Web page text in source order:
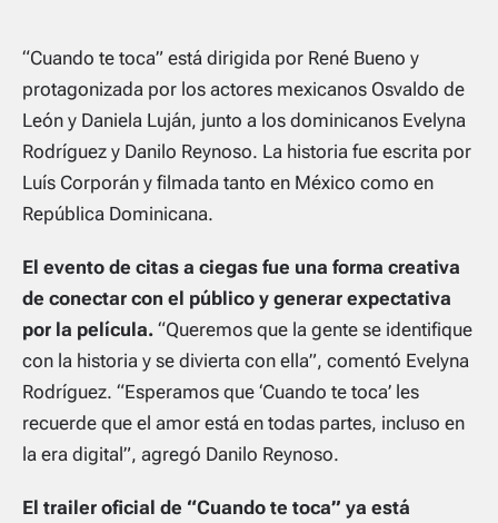
“Cuando te toca” está dirigida por René Bueno y
protagonizada por los actores mexicanos Osvaldo de
León y Daniela Luján, junto a los dominicanos Evelyna
Rodríguez y Danilo Reynoso. La historia fue escrita por
Luís Corporán y filmada tanto en México como en
República Dominicana.
El evento de citas a ciegas fue una forma creativa
de conectar con el público y generar expectativa
por la película. “Queremos que la gente se identifique
con la historia y se divierta con ella”, comentó Evelyna
Rodríguez. “Esperamos que ‘Cuando te toca’ les
recuerde que el amor está en todas partes, incluso en
la era digital”, agregó Danilo Reynoso.
El trailer oficial de “Cuando te toca” ya está